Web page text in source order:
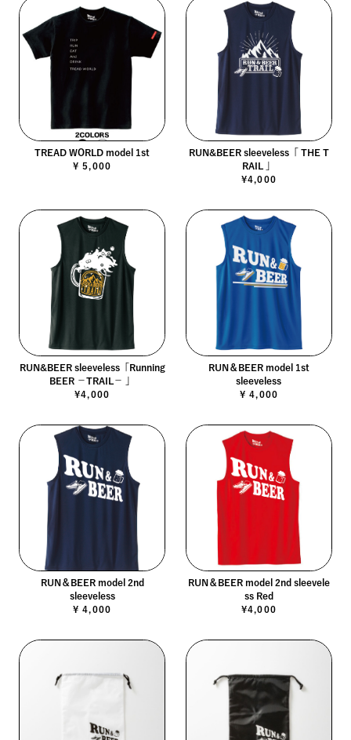
TREAD WORLD model 1st
¥ 5,000
RUN&BEER sleeveless「 THE T
RAIL 」
¥4,000
RUN&BEER sleeveless「Running
BEER －TRAIL－ 」
¥4,000
RUN＆BEER model 1st
sleeveless
¥ 4,000
RUN＆BEER model 2nd
sleeveless
¥ 4,000
RUN＆BEER model 2nd sleevele
ss Red
¥4,000